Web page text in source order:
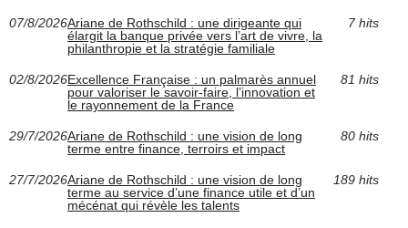
07/8/2026Ariane de Rothschild : une dirigeante qui
élargit la banque privée vers l’art de vivre, la
philanthropie et la stratégie familiale
7 hits
02/8/2026Excellence Française : un palmarès annuel
pour valoriser le savoir-faire, l’innovation et
le rayonnement de la France
81 hits
29/7/2026Ariane de Rothschild : une vision de long
terme entre finance, terroirs et impact
80 hits
27/7/2026Ariane de Rothschild : une vision de long
terme au service d’une finance utile et d’un
mécénat qui révèle les talents
189 hits